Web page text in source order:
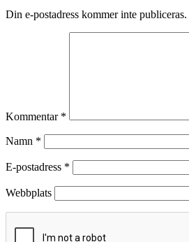
Din e-postadress kommer inte publiceras.
Kommentar *
Namn *
E-postadress *
Webbplats